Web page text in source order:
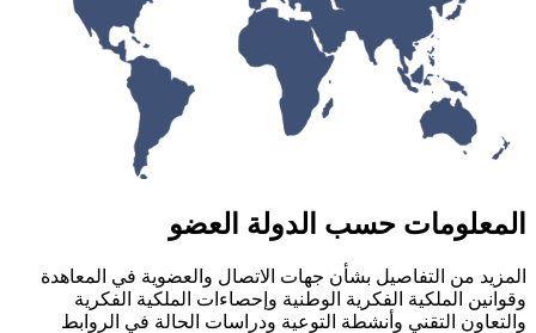
العضو
الاتصال والعضوية في المعاهدة
وإحصاءات الملكية الفكرية
ودراسات الحالة في الروابط